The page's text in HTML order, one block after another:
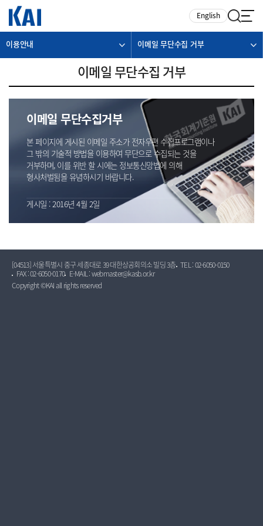
English
이용안내 이메일 무단수집 거부
이메일 무단수집 거부
이메일 무단수집거부
본 페이지에 게시된 이메일 주소가 전자우편 수집프로그램이나
그 밖의 기술적 방법을 이용하여 무단으로 수집되는 것을
거부하며, 이를 위반 할 시에는 정보통신망법에 의해
형사처벌됨을 유념하시기 바랍니다.
게시일 : 2016년 4월 2일
[04513] 서울특별시 중구 세종대로 39 대한상공회의소 빌딩 3층 TEL : 02-6050-0150
FAX : 02-6050-0170
E-MAIL : webmaster@kasb.or.kr
Copyright ©KAI all rights reserved